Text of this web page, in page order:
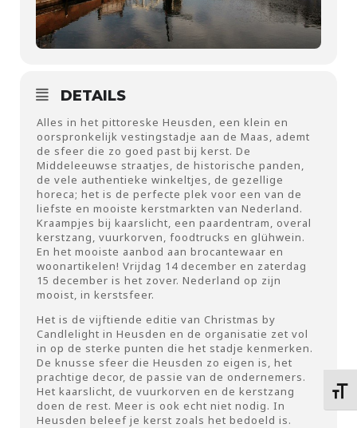
DETAILS
Alles in het pittoreske Heusden, een klein en
oorspronkelijk vestingstadje aan de Maas, ademt
de sfeer die zo goed past bij kerst. De
Middeleeuwse straatjes, de historische panden,
de vele authentieke winkeltjes, de gezellige
horeca; het is de perfecte plek voor een van de
liefste en mooiste kerstmarkten van Nederland.
Kraampjes bij kaarslicht, een paardentram, overal
kerstzang, vuurkorven, foodtrucks en glühwein.
En het mooiste aanbod aan brocantewaar en
woonartikelen! Vrijdag 14 december en zaterdag
15 december is het zover. Nederland op zijn
mooist, in kerstsfeer.
Het is de vijftiende editie van Christmas by
Candlelight in Heusden en de organisatie zet vol
in op de sterke punten die het stadje kenmerken.
De knusse sfeer die Heusden zo eigen is, het
prachtige decor, de passie van de ondernemers.
Het kaarslicht, de vuurkorven en de kerstzang
doen de rest. Meer is ook echt niet nodig. In
Heusden beleef je kerst zoals het bedoeld is.